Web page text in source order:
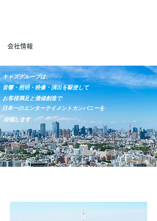
会社情報
キャズグループは、
音響・照明・映像・演出を駆使して
お客様満足と価値創造で
日本一のエンターテイメントカンパニーを
目指します